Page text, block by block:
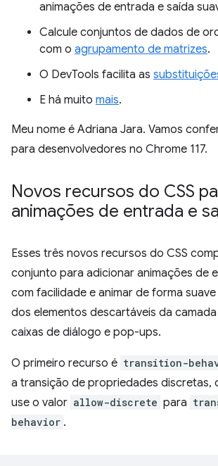
animações de entrada e saída
Calcule conjuntos de dados de
com o agrupamento de matrizes.
O DevTools facilita as
E há muito mais.
Meu nome é Adriana Jara. Vamos
para desenvolvedores no Chrome 117.
Novos recursos do CSS
animações de entrada e
Esses três novos recursos do CSS
conjunto para adicionar animações de
com facilidade e animar de forma
dos elementos descartáveis da
caixas de diálogo e pop-ups.
O primeiro recurso é transition-
a transição de propriedades discretas,
use o valor allow-discrete para
behavior .